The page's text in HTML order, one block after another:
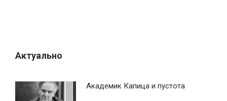
Актуально
Академик Капица и пустота